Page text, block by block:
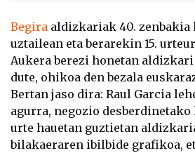
Begira aldizkariak 40. zenbakia
uztailean eta berarekin 15.
Aukera berezi honetan
dute, ohikoa den bezala
Bertan jaso dira: Raul Garcia
agurra, negozio desberdinetako
urte hauetan guztietan
bilakaeraren ibilbide grafikoa,